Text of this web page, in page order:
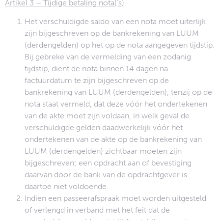
Artikel 3 – Tijdige betaling nota(‘s)
Het verschuldigde saldo van een nota moet uiterlijk
zijn bijgeschreven op de bankrekening van LUUM
(derdengelden) op het op de nota aangegeven tijdstip.
Bij gebreke van de vermelding van een zodanig
tijdstip, dient de nota binnen 14 dagen na
factuurdatum te zijn bijgeschreven op de
bankrekening van LUUM (derdengelden), tenzij op de
nota staat vermeld, dat deze vóór het ondertekenen
van de akte moet zijn voldaan, in welk geval de
verschuldigde gelden daadwerkelijk vóór het
ondertekenen van de akte op de bankrekening van
LUUM (derdengelden) zichtbaar moeten zijn
bijgeschreven; een opdracht aan of bevestiging
daarvan door de bank van de opdrachtgever is
daartoe niet voldoende.
Indien een passeerafspraak moet worden uitgesteld
of verlengd in verband met het feit dat de